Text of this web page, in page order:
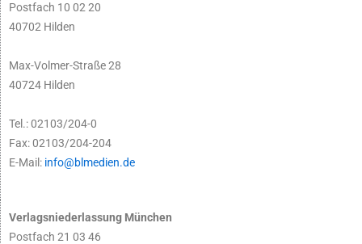
Postfach 10 02 20
40702 Hilden
Max-Volmer-Straße 28
40724 Hilden
Tel.: 02103/204-0
Fax: 02103/204-204
E-Mail: info@blmedien.de
Verlagsniederlassung München
Postfach 21 03 46